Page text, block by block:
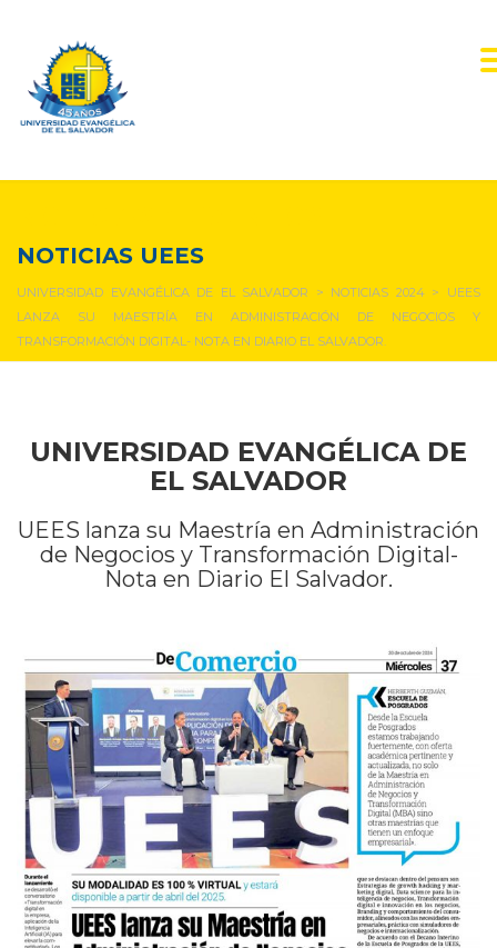
NOTICIAS UEES
UNIVERSIDAD EVANGÉLICA DE EL SALVADOR > NOTICIAS 2024> UEES
LANZA SU MAESTRÍA EN ADMINISTRACIÓN DE NEGOCIOS Y
TRANSFORMACIÓN DIGITAL- NOTA EN DIARIO EL SALVADOR.
UNIVERSIDAD EVANGÉLICA DE
EL SALVADOR
UEES lanza su Maestría en Administración
de Negocios y Transformación Digital-
Nota en Diario El Salvador.